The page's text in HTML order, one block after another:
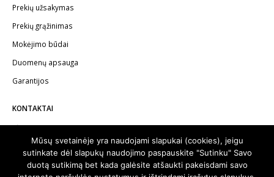
Prekių užsakymas
Prekių grąžinimas
Mokėjimo būdai
Duomenų apsauga
Garantijos
KONTAKTAI
Telefonas:+370 602 62622
El.paštas: info@autodalykai.lt
Mūsų svetainėje yra naudojami slapukai (cookies), jeigu
sutinkate dėl slapukų naudojimo paspauskite "Sutinku" Savo
duotą sutikimą bet kada galėsite atšaukti pakeisdami savo